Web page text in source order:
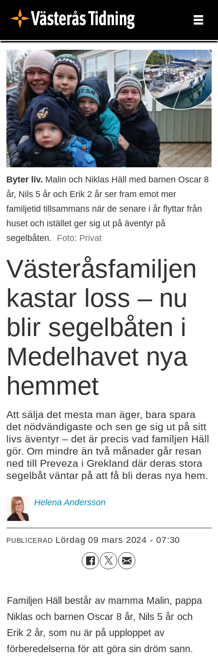
Byter liv. Malin och Niklas Häll med barnen Oscar 8
år, Nils 5 år och Erik 2 år ser fram emot mer
familjetid tillsammans när de senare i år flyttar från
huset och istället ger sig ut på äventyr på
segelbåten.
Foto: Privat
Västeråsfamiljen
kastar loss – nu
blir segelbåten i
Medelhavet nya
hemmet
Att sälja det mesta man äger, bara spara
det nödvändigaste och sen ge sig ut på sitt
livs äventyr – det är precis vad familjen Häll
gör. Om mindre än två månader går resan
ned till Preveza i Grekland där deras stora
segelbåt väntar på att få bli deras nya hem.
Helena Andersson
PUBLICERAD lördag 09 mars 2024 - 07:30
Familjen Häll består av mamma Malin, pappa
Niklas och barnen Oscar 8 år, Nils 5 år och
Erik 2 år, som nu är på upploppet av
förberedelserna för att göra sin dröm sann.